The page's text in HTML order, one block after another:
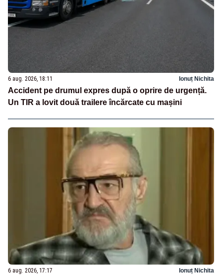
6 aug. 2026, 18:11 Ionuț Nichita
Accident pe drumul expres după o oprire de urgență.
Un TIR a lovit două trailere încărcate cu mașini
6 aug. 2026, 17:17 Ionuț Nichita